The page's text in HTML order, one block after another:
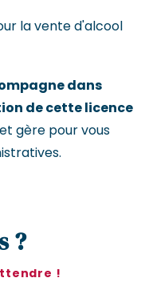
la vente d'alcool
dans
de cette licence
gère pour vous
?
!